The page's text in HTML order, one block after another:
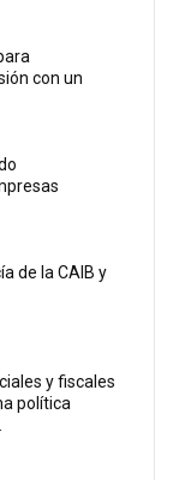
con un
de la CAIB y
y fiscales
política